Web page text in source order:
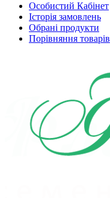
Особистий Кабінет
Історія замовлень
Обрані продукти
Порівняння товарів